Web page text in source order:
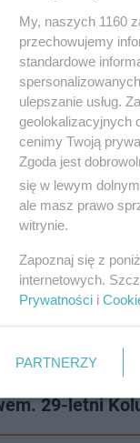
którym
29-letni
My, naszych 1160
przechowujemy
standardowe
ulepszanie usług.
geolokalizacyjnych
cenimy Twoją
Zgoda jest
się w lewym
ale masz prawo
witrynie.
Zapoznaj się z
internetowych.
Prywatności i
PARTNERZY